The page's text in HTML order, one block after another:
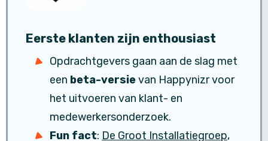
Eerste klanten zijn enthousiast
Opdrachtgevers gaan aan de slag met
een beta-versievan Happynizr voor
het uitvoeren van klant- en
medewerkersonderzoek.
Fun fact: De Groot Installatiegroep,